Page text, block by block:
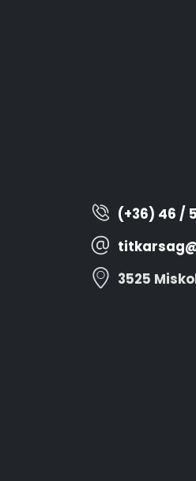
(+36) 46 /
3525